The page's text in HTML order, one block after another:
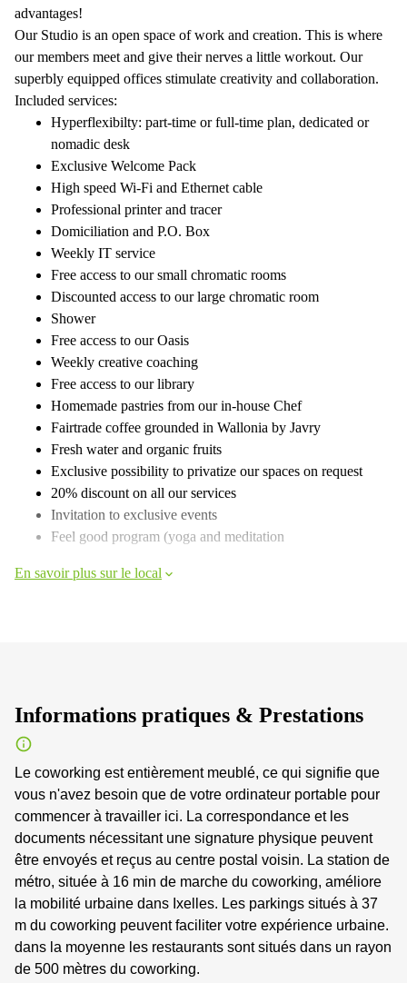
advantages!
Our Studio is an open space of work and creation. This is where
our members meet and give their nerves a little workout. Our
superbly equipped offices stimulate creativity and collaboration.
Included services:
Hyperflexibilty: part-time or full-time plan, dedicated or
nomadic desk
Exclusive Welcome Pack
High speed Wi-Fi and Ethernet cable
Professional printer and tracer
Domiciliation and P.O. Box
Weekly IT service
Free access to our small chromatic rooms
Discounted access to our large chromatic room
Shower
Free access to our Oasis
Weekly creative coaching
Free access to our library
Homemade pastries from our in-house Chef
Fairtrade coffee grounded in Wallonia by Javry
Fresh water and organic fruits
Exclusive possibility to privatize our spaces on request
20% discount on all our services
Invitation to exclusive events
Feel good program (yoga and meditation
En savoir plus sur le local
Informations pratiques & Prestations
Le coworking est entièrement meublé, ce qui signifie que
vous n'avez besoin que de votre ordinateur portable pour
commencer à travailler ici. La correspondance et les
documents nécessitant une signature physique peuvent
être envoyés et reçus au centre postal voisin. La station de
métro, située à 16 min de marche du coworking, améliore
la mobilité urbaine dans Ixelles. Les parkings situés à 37
m du coworking peuvent faciliter votre expérience urbaine.
dans la moyenne les restaurants sont situés dans un rayon
de 500 mètres du coworking.